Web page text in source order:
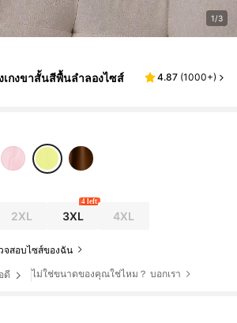
1/3
เกงขาสั้นสีพื้นลำลองไซส์
4.87 (1000+)
2XL 3XL
4 left
4XL
จสอบไซส์ของฉัน
ดี ไม่ใช่ขนาดของคุณใช่ไหม？ บอกเรา